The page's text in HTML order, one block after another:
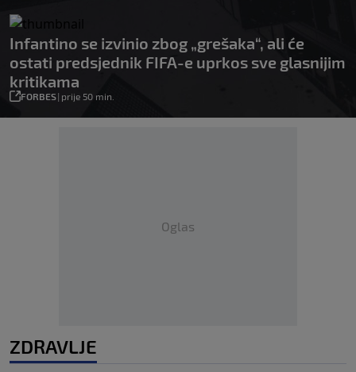
Infantino se izvinio zbog „grešaka“, ali će
ostati predsjednik FIFA-e uprkos sve glasnijim
kritikama
FORBES| prije 50 min.
Oglas
ZDRAVLJE